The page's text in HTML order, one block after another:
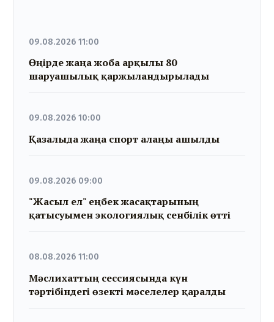
09.08.2026 11:00
Өңірде жаңа жоба арқылы 80
шаруашылық қаржыландырылады
09.08.2026 10:00
Қазалыда жаңа спорт алаңы ашылды
09.08.2026 09:00
"Жасыл ел" еңбек жасақтарының
қатысуымен экологиялық сенбілік өтті
08.08.2026 11:00
Мәслихаттың сессиясында күн
тәртібіндегі өзекті мәселелер қаралды